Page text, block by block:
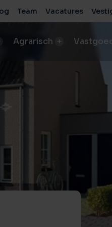
Team Vacatures
Agrarisch
grond verkopen
grond kopen/pachten
nodig bij aankoop?
Deskundige
Advies voor zakelijke
Voor particulieren
Persoonlijk en